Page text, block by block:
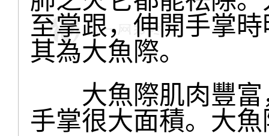
至掌跟，伸開手掌
其為大魚際。
大魚際肌肉豐富
手掌很大面積。大